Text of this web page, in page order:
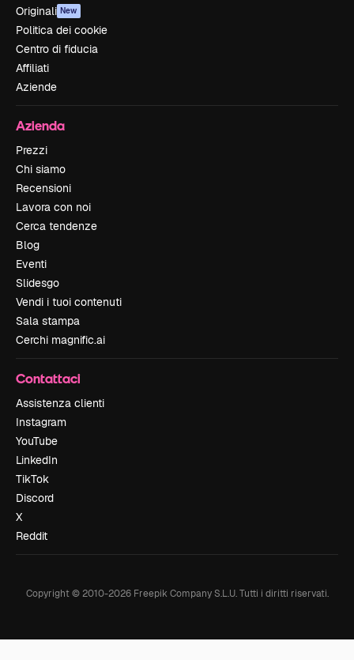
Originali New
Politica dei cookie
Centro di fiducia
Affiliati
Aziende
Azienda
Prezzi
Chi siamo
Recensioni
Lavora con noi
Cerca tendenze
Blog
Eventi
Slidesgo
Vendi i tuoi contenuti
Sala stampa
Cerchi magnific.ai
Contattaci
Assistenza clienti
Instagram
YouTube
LinkedIn
TikTok
Discord
X
Reddit
Copyright © 2010-2026Freepik Company S.L.U. Tutti i diritti riservati.